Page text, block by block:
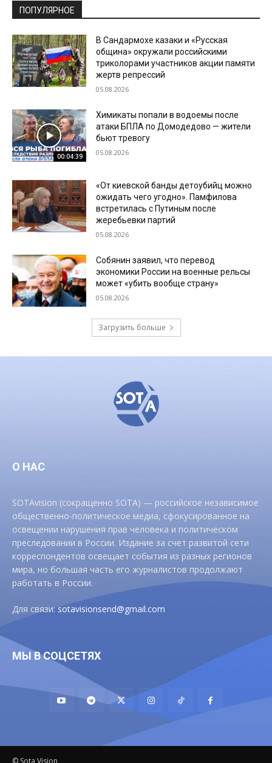
ПОПУЛЯРНОЕ
В Сандармохе казаки и «Русская
община» окружали российскими
триколорами участников акции памяти
жертв репрессий
05.08.2026
00:04:39
Химикаты попали в водоемы после
атаки БПЛА по Домодедово — жители
бьют тревогу
05.08.2026
«От киевской банды детоубийц можно
ожидать чего угодно». Памфилова
встретилась с Путиным после
жеребьевки партий
05.08.2026
Собянин заявил, что перевод
экономики России на военные рельсы
может «убить вообще страну»
05.08.2026
Загрузить больше
О НАС
SOTAvision (сокращенно SOTA) — российское независимое
общественно-политическое медиа, сфокусированное на
освещении нарушения прав человека и политическом
преследовании в России. Издание за счет развитой сети
корреспондентов освещает события из разных регионов
мира, но большая часть его журналистов продолжают
работать в России.
Для связи:sotavisionsend@gmail.com
МЫ В СОЦСЕТЯХ
© Sota Vision